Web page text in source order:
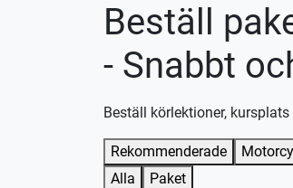
Beställ
- Snabbt
Beställ körlektioner,
Rekommenderade
Alla
Paket